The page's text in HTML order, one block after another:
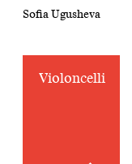
Sofia Ugusheva
Violoncelli